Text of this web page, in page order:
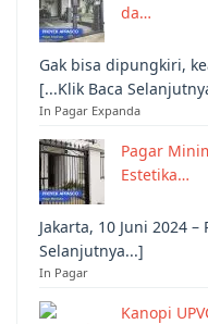
da…
Gak bisa dipungkiri,
[...Klik Baca
In Pagar Expanda
Pagar
Estetika…
Jakarta, 10 Juni 2024
Selanjutnya...]
In Pagar
Kanopi